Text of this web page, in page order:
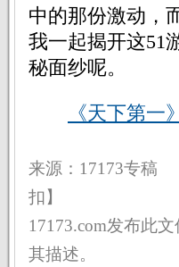
中的那份激动，
我一起揭开这51
秘面纱呢。
《天下第一
来源：
扣】
17173.com发布此
其描述。